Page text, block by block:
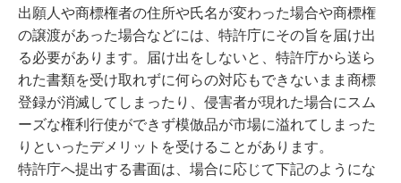
出願人や商標権者の住所や氏名が変わった場合や商標権
の譲渡があった場合などには、特許庁にその旨を届け出
る必要があります。届け出をしないと、特許庁から送ら
れた書類を受け取れずに何らの対応もできないまま商標
登録が消滅してしまったり、侵害者が現れた場合にスム
ーズな権利行使ができず模倣品が市場に溢れてしまった
りといったデメリットを受けることがあります。
特許庁へ提出する書面は、場合に応じて下記のようにな